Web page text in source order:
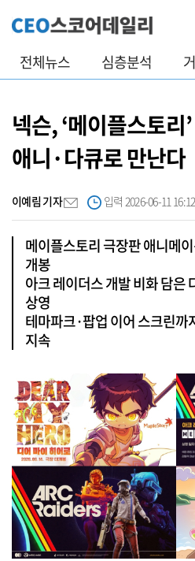
전체뉴스 심층분석
넥슨, ‘메이플스토리
애니·다큐로 만난다
이예림 기자 입력 2026-06-11
메이플스토리 극장판 애니메
개봉
아크 레이더스 개발 비화 담은
상영
테마파크·팝업 이어 스크린
지속